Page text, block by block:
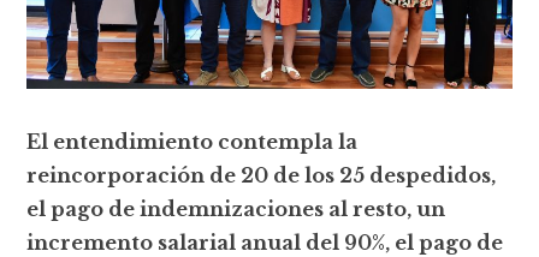
El entendimiento contempla la
reincorporación de 20 de los 25 despedidos,
el pago de indemnizaciones al resto, un
incremento salarial anual del 90%, el pago de